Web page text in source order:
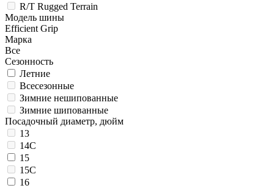
R/T Rugged Terrain
Модель шины
Efficient Grip
Марка
Все
Сезонность
Летние
Всесезонные
Зимние нешипованные
Зимние шипованные
Посадочный диаметр, дюйм
13
14C
15
15C
16